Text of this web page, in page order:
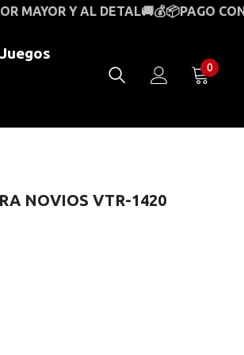
CONTRAENTREGA A
Juegos
00
NOVIOS VTR-1420